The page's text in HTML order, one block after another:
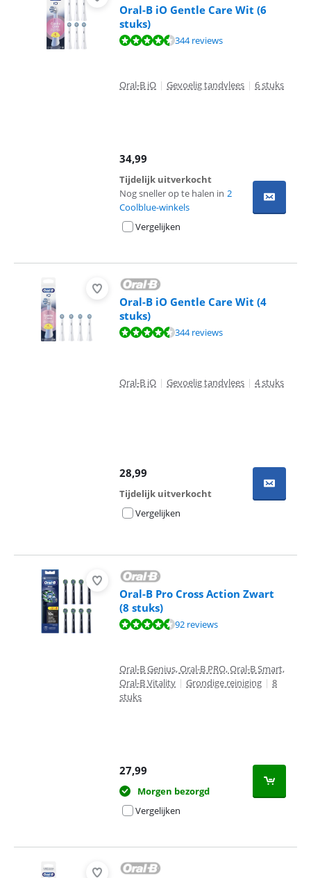
Oral-B iO Gentle Care Wit (6
stuks)
Beoordeling is 9,2 van de 10, gebaseerd op 344 reviews.
344 reviews
Oral-B iO | Gevoelig tandvlees | 6 stuks
34,99
Tijdelijk uitverkocht
Nog sneller op te halen in 2
Coolblue-winkels
Vergelijken
Oral-B iO Gentle Care Wit (4
stuks)
Beoordeling is 9,2 van de 10, gebaseerd op 344 reviews.
344 reviews
Oral-B iO | Gevoelig tandvlees | 4 stuks
28,99
Tijdelijk uitverkocht
Vergelijken
Oral-B Pro Cross Action Zwart
(8 stuks)
Beoordeling is 9,0 van de 10, gebaseerd op 92 reviews.
92 reviews
Oral-B Genius, Oral-B PRO, Oral-B Smart,
Oral-B Vitality | Grondige reiniging | 8
stuks
27,99
Morgen bezorgd
Vergelijken